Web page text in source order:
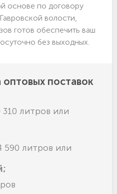
основе по договору
волости,
готов обеспечить ваш
без выходных.
поставок
литров или
литров или